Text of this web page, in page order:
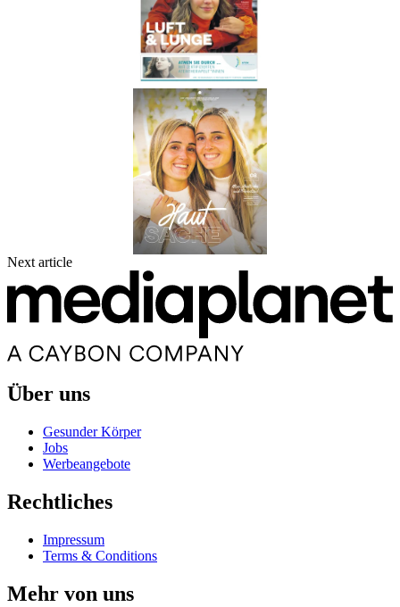
Next article
Über uns
Gesunder Körper
Jobs
Werbeangebote
Rechtliches
Impressum
Terms & Conditions
Mehr von uns